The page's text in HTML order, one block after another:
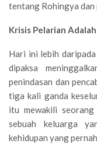
tentang Rohingya
Krisis Pelarian
Hari ini lebih
dipaksa
penindasan dan
tiga kali ganda
itu mewakili
sebuah keluarga
kehidupan yang